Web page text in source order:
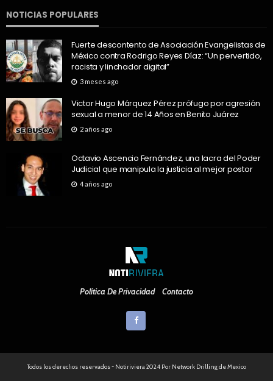
NOTICIAS POPULARES
Fuerte descontento de Asociación Evangelistas de
México contra Rodrigo Reyes Díaz: “Un pervertido,
racista y linchador digital”
3 meses ago
Victor Hugo Márquez Pérez prófugo por agresión
sexual a menor de 14 Años en Benito Juárez
2 años ago
Octavio Ascencio Fernández, una lacra del Poder
Judicial que manipula la justicia al mejor postor
4 años ago
Política De Privacidad Contacto
Todos los derechos reservados - Notiriviera 2024 Por Network Drilling de Mexico